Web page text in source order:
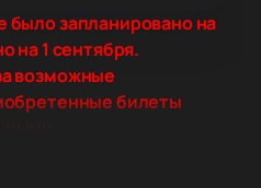
запланировано на
на 1 сентября.
возможные
билеты
Riley» в Зале органной и